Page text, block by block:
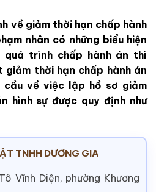
về giảm thời hạn chấp hành
nhân có những biểu hiện
trình chấp hành án thì
thời hạn chấp hành án
cầu về việc lập hồ sơ giảm
hình sự được quy định như
TNHH DƯƠNG GIA
Vĩnh Diện, phường Khương